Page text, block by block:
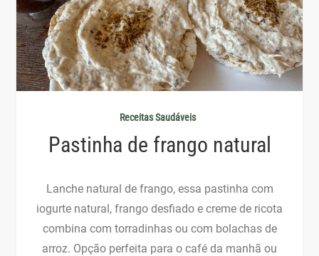
Receitas Saudáveis
Pastinha de frango natural
Lanche natural de frango, essa pastinha com
iogurte natural, frango desfiado e creme de ricota
combina com torradinhas ou com bolachas de
arroz. Opção perfeita para o café da manhã ou